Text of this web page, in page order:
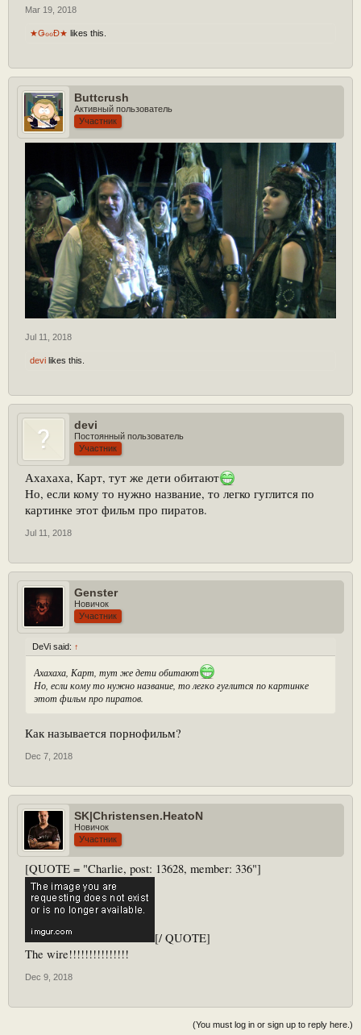
Mar 19, 2018
★ǤℴℴĐ★ likes this.
Buttcrush
Активный пользователь
Участник
Jul 11, 2018
devi likes this.
devi
Постоянный пользователь
Участник
Ахахаха, Карт, тут же дети обитают
Но, если кому то нужно название, то легко гуглится по
картинке этот фильм про пиратов.
Jul 11, 2018
Genster
Новичок
Участник
DeVi said: ↑
Ахахаха, Карт, тут же дети обитают
Но, если кому то нужно название, то легко гуглится по картинке
этот фильм про пиратов.
Как называется порнофильм?
Dec 7, 2018
SK|Christensen.HeatoN
Новичок
Участник
[QUOTE = "Charlie, post: 13628, member: 336"]
[/ QUOTE]
The wire!!!!!!!!!!!!!!!
Dec 9, 2018
(You must log in or sign up to reply here.)